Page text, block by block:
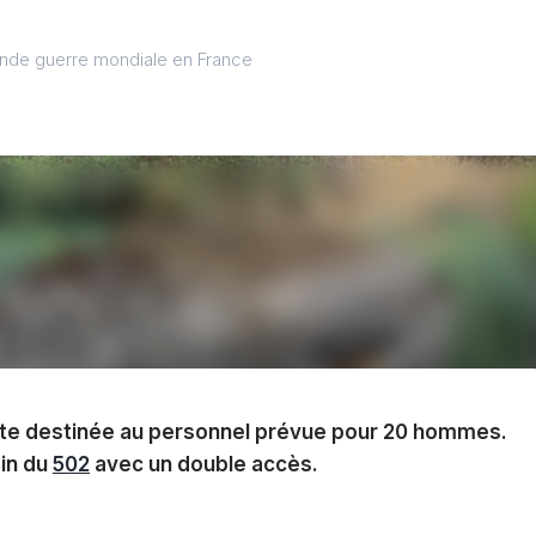
guerre mondiale en France
destinée au personnel prévue pour 20 hommes.
du 502 avec un double accès.